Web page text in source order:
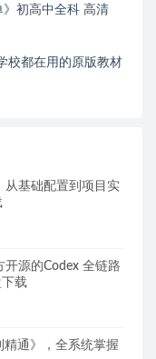
》初高中全科 高清
校都在用的原版教材
从基础配置到项目实
开源的Codex 全链路
载
精通》，全系统掌握